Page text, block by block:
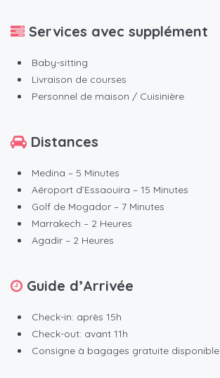
Services avec supplément
Baby-sitting
Livraison de courses
Personnel de maison / Cuisinière
Distances
Medina – 5 Minutes
Aéroport d’Essaouira – 15 Minutes
Golf de Mogador – 7 Minutes
Marrakech – 2 Heures
Agadir – 2 Heures
Guide d’Arrivée
Check-in: après 15h
Check-out: avant 11h
Consigne à bagages gratuite disponible